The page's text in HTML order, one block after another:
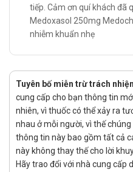
Viêm bể thận.
Viêm bàng quang.
Mụn nhọt, chốc lở, mủ
Hướng dẫn sử
250mg
Cách dùng:
Thuốc được dùng để
tiếp. Cảm ơn quí khách đã
Medoxasol 250mg
nhiễm khuẩn nhẹ
Tuyên bố miễn trừ trách
cung cấp cho bạn thông tin
nhiên, vì thuốc có thể xảy ra
nhau ở mỗi người, vì thế
thông tin này bao gồm tất cả
này không thay thế cho lời
Hãy trao đổi với nhà cung cấp